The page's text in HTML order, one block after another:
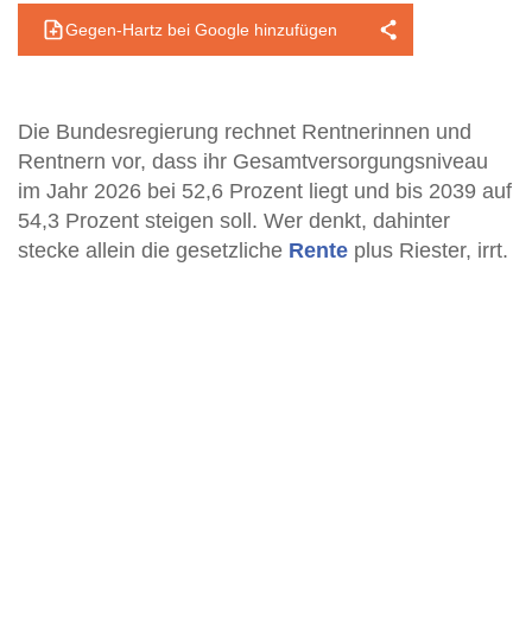
Gegen-Hartz bei Google hinzufügen
Die Bundesregierung rechnet Rentnerinnen und
Rentnern vor, dass ihr Gesamtversorgungsniveau
im Jahr 2026 bei 52,6 Prozent liegt und bis 2039 auf
54,3 Prozent steigen soll. Wer denkt, dahinter
stecke allein die gesetzliche Rente plus Riester, irrt.